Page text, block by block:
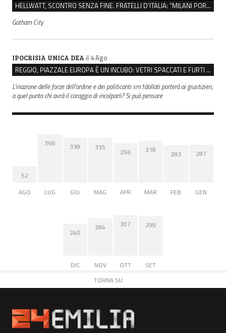
HELLWATT, SCONTRO SENZA FINE. FRATELLI D’ITALIA: “MILANI PORTA DOCUMENTI, DE FRANCO INSULTI”
Gotham City
IPOCRISIA UNICA DEA il 4 Ago
REGGIO, PIAZZALE EUROPA È UN INCUBO: VETRI SPACCATI E FURTI SULLE AUTO IN SOSTA
L'inazione delle forze dell'ordine e dei politicanti sm1dollati porterà ai giustizieri,
a quel punto chi avrà il coraggio di incolparli? Si può pensare
52
AGO
366
LUG
338
GIU
335
MAG
296
APR
318
MAR
283
FEB
287
GEN
240
DIC
284
NOV
307
OTT
299
SET
TORNA SU